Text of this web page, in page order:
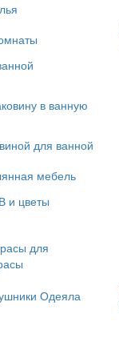
в ванную
для ванной
мебель
и цветы
для
Одеяла